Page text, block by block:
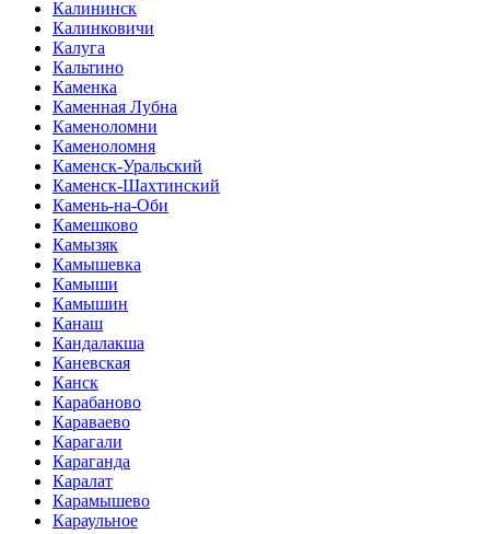
Калининск
Калинковичи
Калуга
Кальтино
Каменка
Каменная Лубна
Каменоломни
Каменоломня
Каменск-Уральский
Каменск-Шахтинский
Камень-на-Оби
Камешково
Камызяк
Камышевка
Камыши
Камышин
Канаш
Кандалакша
Каневская
Канск
Карабаново
Караваево
Карагали
Караганда
Каралат
Карамышево
Караульное